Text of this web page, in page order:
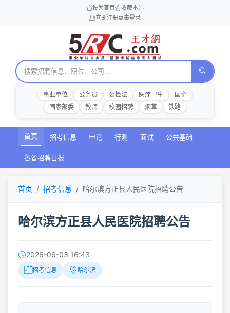
设为首页
收藏本站
立即注册点击登录
事业单位 公务员 公检法 医疗卫生
国企
国家部委
教师 校园招聘 烟草 铁路
首页 招考信息 申论 行测 面试 公共基础
各省招聘日报
首页 招考信息 哈尔滨方正县人民医院招聘公告
哈尔滨方正县人民医院招聘公告
2026-06-03 16:43
招考信息 哈尔滨